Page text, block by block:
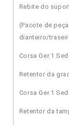
Rebite do
(Pacote de
dianteiro/
Corsa Ger.1
Retentor da
Corsa Ger.1
Retentor da